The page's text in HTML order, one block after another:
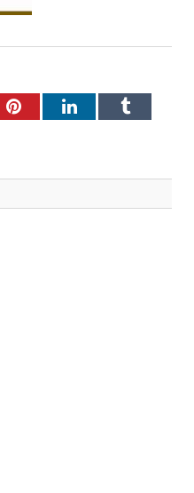
PinterestLinkedInTumblr